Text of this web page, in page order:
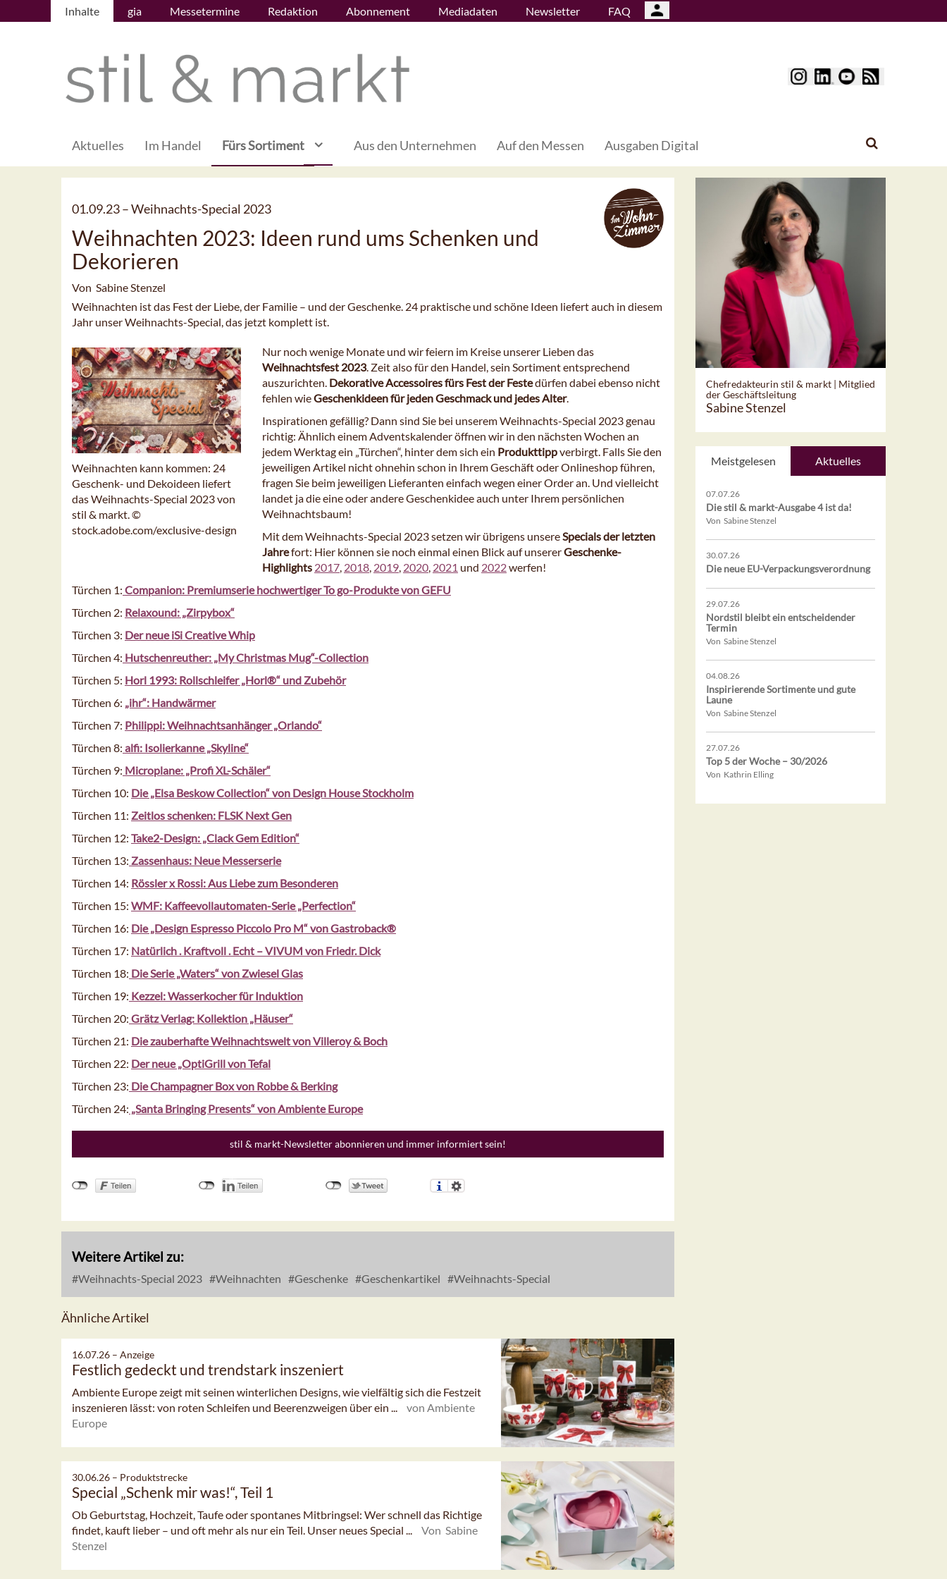
Inhalte gia Messetermine Redaktion Abonnement Mediadaten Newsletter FAQ
Aktuelles Im Handel Fürs Sortiment Aus den Unternehmen Auf den Messen Ausgaben Digital
01.09.23 –Weihnachts-Special 2023
Weihnachten 2023: Ideen rund ums Schenken und
Dekorieren
Von Sabine Stenzel
Weihnachten ist das Fest der Liebe, der Familie – und der Geschenke. 24 praktische und schöne Ideen liefert auch in diesem
Jahr unser Weihnachts-Special, das jetzt komplett ist.
Weihnachten kann kommen: 24
Geschenk- und Dekoideen liefert
das Weihnachts-Special 2023 von
stil & markt. ©
stock.adobe.com/exclusive-design
Nur noch wenige Monate und wir feiern im Kreise unserer Lieben das
Weihnachtsfest 2023. Zeit also für den Handel, sein Sortiment entsprechend
auszurichten. Dekorative Accessoires fürs Fest der Festedürfen dabei ebenso nicht
fehlen wieGeschenkideen für jeden Geschmack und jedes Alter.
Inspirationen gefällig? Dann sind Sie bei unserem Weihnachts-Special 2023 genau
richtig: Ähnlich einem Adventskalender öffnen wir in den nächsten Wochen an
jedem Werktag ein „Türchen“, hinter dem sich ein Produkttippverbirgt. Falls Sie den
jeweiligen Artikel nicht ohnehin schon in Ihrem Geschäft oder Onlineshop führen,
fragen Sie beim jeweiligen Lieferanten einfach wegen einer Order an. Und vielleicht
landet ja die eine oder andere Geschenkidee auch unter Ihrem persönlichen
Weihnachtsbaum!
Mit dem Weihnachts-Special 2023 setzen wir übrigens unsereSpecials der letzten
Jahrefort: Hier können sie noch einmal einen Blick auf unsererGeschenke-
Highlights 2017, 2018, 2019, 2020, 2021 und 2022werfen!
Türchen 1: Companion: Premiumserie hochwertiger To go-Produkte von GEFU
Türchen 2: Relaxound: „Zirpybox“
Türchen 3: Der neue iSi Creative Whip
Türchen 4: Hutschenreuther: „My Christmas Mug“-Collection
Türchen 5: Horl 1993: Rollschleifer „Horl®“ und Zubehör
Türchen 6: „ihr“: Handwärmer
Türchen 7: Philippi: Weihnachtsanhänger „Orlando“
Türchen 8: alfi: Isolierkanne „Skyline“
Türchen 9: Microplane: „Profi XL-Schäler“
Türchen 10: Die „Elsa Beskow Collection“ von Design House Stockholm
Türchen 11: Zeitlos schenken: FLSK Next Gen
Türchen 12: Take2-Design: „Clack Gem Edition“
Türchen 13: Zassenhaus: Neue Messerserie
Türchen 14: Rössler x Rossi: Aus Liebe zum Besonderen
Türchen 15: WMF: Kaffeevollautomaten-Serie „Perfection“
Türchen 16: Die „Design Espresso Piccolo Pro M“ von Gastroback®
Türchen 17: Natürlich . Kraftvoll . Echt – VIVUM von Friedr. Dick
Türchen 18: Die Serie „Waters“ von Zwiesel Glas
Türchen 19: Kezzel: Wasserkocher für Induktion
Türchen 20: Grätz Verlag: Kollektion „Häuser“
Türchen 21: Die zauberhafte Weihnachtswelt von Villeroy & Boch
Türchen 22: Der neue „OptiGrill von Tefal
Türchen 23: Die Champagner Box von Robbe & Berking
Türchen 24: „Santa Bringing Presents“ von Ambiente Europe
stil & markt-Newsletter abonnieren und immer informiert sein!
Weitere Artikel zu:
Weihnachts-Special 2023 Weihnachten Geschenke Geschenkartikel Weihnachts-Special
Ähnliche Artikel
16.07.26 – Anzeige
Festlich gedeckt und trendstark inszeniert
Ambiente Europe zeigt mit seinen winterlichen Designs, wie vielfältig sich die Festzeit
inszenieren lässt: von roten Schleifen und Beerenzweigen über ein ...
von Ambiente
Europe
30.06.26 – Produktstrecke
Special „Schenk mir was!“, Teil 1
Ob Geburtstag, Hochzeit, Taufe oder spontanes Mitbringsel: Wer schnell das Richtige
findet, kauft lieber – und oft mehr als nur ein Teil. Unser neues Special ...
Von Sabine
Stenzel
Chefredakteurin stil & markt | Mitglied
der Geschäftsleitung
Sabine Stenzel
Meistgelesen Aktuelles
07.07.26
Die stil & markt-Ausgabe 4 ist da!
Von Sabine Stenzel
30.07.26
Die neue EU-Verpackungsverordnung
29.07.26
Nordstil bleibt ein entscheidender
Termin
Von Sabine Stenzel
04.08.26
Inspirierende Sortimente und gute
Laune
Von Sabine Stenzel
27.07.26
Top 5 der Woche – 30/2026
Von Kathrin Elling